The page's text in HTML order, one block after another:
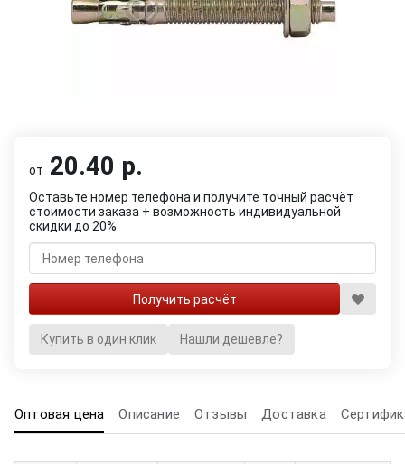
от 20.40 р.
Оставьте номер телефона и получите точный расчёт
стоимости заказа + возможность индивидуальной
скидки до 20%
Купить в один клик Нашли дешевле?
Оптовая цена Описание Отзывы Доставка